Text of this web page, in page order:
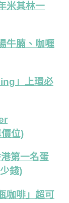
米其林一
牛腩、咖喱
」上環必
位)
第一名蛋
錢)
咖啡」超可